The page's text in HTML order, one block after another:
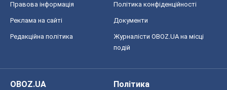
Правова інформація Політика конфіденційності
Реклама на сайті Документи
Редакційна політика
Журналісти OBOZ.UA на місці
подій
OBOZ.UA
Політика